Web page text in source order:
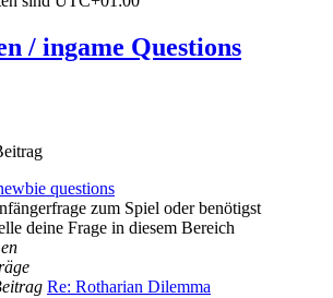
/ ingame Questions
questions
zum Spiel oder benötigst
deine Frage in diesem Bereich
Re: Rotharian Dilemma